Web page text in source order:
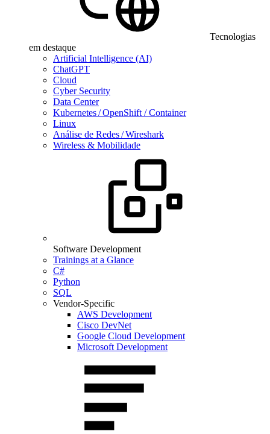
Tecnologias
em destaque
Artificial Intelligence (AI)
ChatGPT
Cloud
Cyber Security
Data Center
Kubernetes / OpenShift / Container
Linux
Análise de Redes / Wireshark
Wireless & Mobilidade
Software Development
Trainings at a Glance
C#
Python
SQL
Vendor-Specific
AWS Development
Cisco DevNet
Google Cloud Development
Microsoft Development